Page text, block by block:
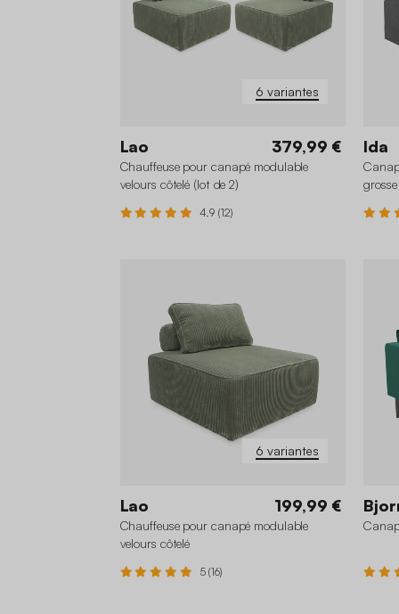
6 variantes
Lao 379,99 €
Chauffeuse pour canapé modulable
velours côtelé (lot de 2)
4.9 (12)
Ida
6 variantes
Lao 199,99 €
Chauffeuse pour canapé modulable
velours côtelé
5 (16)